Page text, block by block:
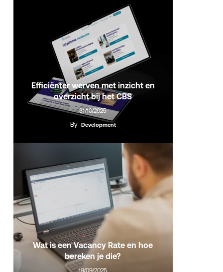
Efficiënter werven met inzicht en
overzicht bij het CBS
31/10/2025
By Development
Wat is een Vacancy Rate en hoe
bereken je die?
19/09/2025